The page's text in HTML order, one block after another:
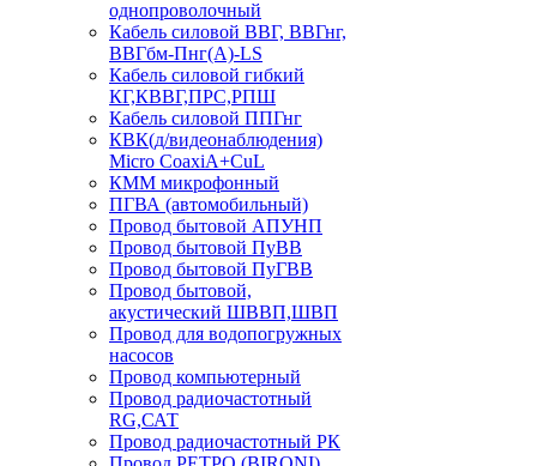
однопроволочный
Кабель силовой ВВГ, ВВГнг,
ВВГбм-Пнг(А)-LS
Кабель силовой гибкий
КГ,КВВГ,ПРС,РПШ
Кабель силовой ППГнг
КВК(д/видеонаблюдения)
Micro CoaxiA+CuL
КММ микрофонный
ПГВА (автомобильный)
Провод бытовой АПУНП
Провод бытовой ПуВВ
Провод бытовой ПуГВВ
Провод бытовой,
акустический ШВВП,ШВП
Провод для водопогружных
насосов
Провод компьютерный
Провод радиочастотный
RG,САТ
Провод радиочастотный РК